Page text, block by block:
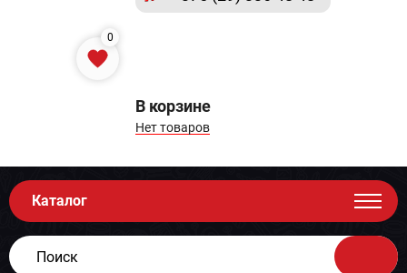
0
В корзине
Нет товаров
Каталог